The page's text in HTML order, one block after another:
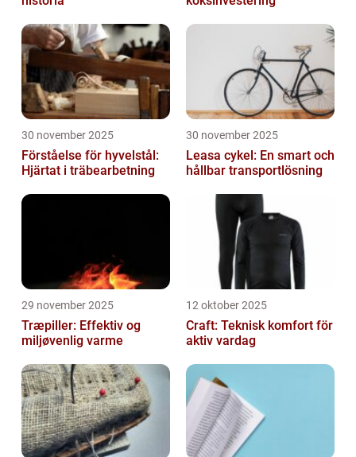
30 november 2025
Förståelse för hyvelstål:
Hjärtat i träbearbetning
30 november 2025
Leasa cykel: En smart och
hållbar transportlösning
29 november 2025
Træpiller: Effektiv og
miljøvenlig varme
12 oktober 2025
Craft: Teknisk komfort för
aktiv vardag